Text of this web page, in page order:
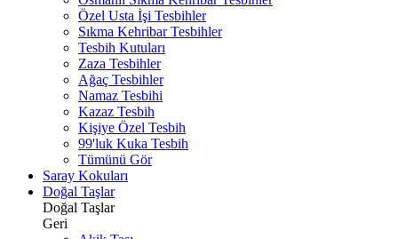
Özel Usta İşi Tesbihler
Sıkma Kehribar Tesbihler
Tesbih Kutuları
Zaza Tesbihler
Ağaç Tesbihler
Namaz Tesbihi
Kazaz Tesbih
Kişiye Özel Tesbih
99'luk Kuka Tesbih
Tümünü Gör
Saray Kokuları
Doğal Taşlar
Doğal Taşlar
Geri